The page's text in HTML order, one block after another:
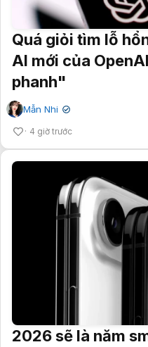
Quá giỏi tìm lỗ
AI mới của
phanh"
Mẫn Nhi ✔
4 giờ trước
2026 sẽ là năm